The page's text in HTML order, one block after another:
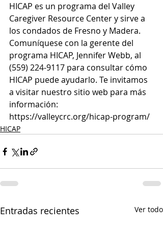
HICAP es un programa del Valley
Caregiver Resource Center y sirve a
los condados de Fresno y Madera.
Comuníquese con la gerente del
programa HICAP, Jennifer Webb, al
(559) 224-9117 para consultar cómo
HICAP puede ayudarlo. Te invitamos
a visitar nuestro sitio web para más
información:
https://valleycrc.org/hicap-program/
HICAP
Entradas recientes Ver todo